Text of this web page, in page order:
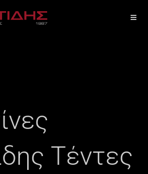
Τέντες